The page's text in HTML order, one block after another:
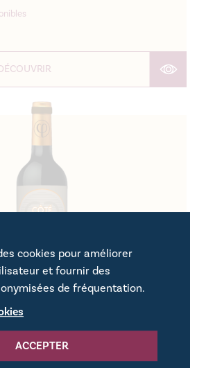
cookies pour améliorer
et fournir des
de fréquentation.
ACCEPTER